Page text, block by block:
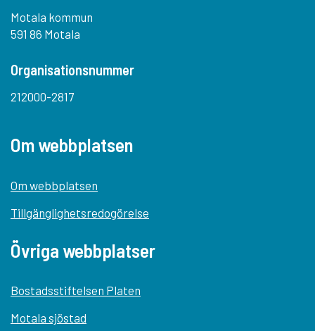
Motala kommun
591 86 Motala
Organisationsnummer
212000-2817
Om webbplatsen
Om webbplatsen
Tillgänglighetsredogörelse
Övriga webbplatser
Bostadsstiftelsen Platen
Motala sjöstad